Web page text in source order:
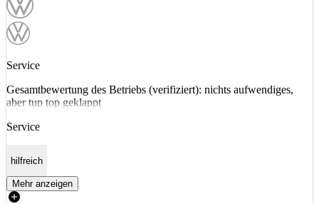
Service
Gesamtbewertung des Betriebs (verifiziert): nichts aufwendiges,
aber tup top geklappt
Service
hilfreich
Mehr anzeigen